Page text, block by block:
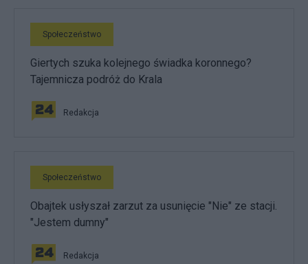
Społeczeństwo
Giertych szuka kolejnego świadka koronnego?
Tajemnicza podróż do Krala
Redakcja
Społeczeństwo
Obajtek usłyszał zarzut za usunięcie "Nie" ze stacji.
"Jestem dumny"
Redakcja